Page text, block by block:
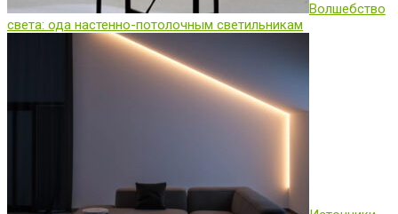
Волшебство
света: ода настенно-потолочным светильникам